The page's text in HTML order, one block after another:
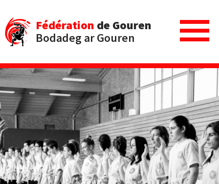
Fédération de Gouren
Bodadeg ar Gouren